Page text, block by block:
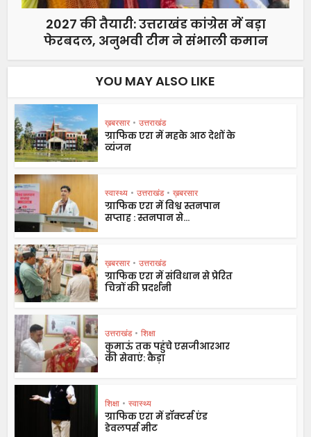
2027 की तैयारी: उत्तराखंड कांग्रेस में बड़ा
फेरबदल, अनुभवी टीम ने संभाली कमान
YOU MAY ALSO LIKE
ख़बरसार • उत्तराखंड
ग्राफिक एरा में महके आठ देशों के
व्यंजन
स्वास्थ्य • उत्तराखंड • ख़बरसार
ग्राफिक एरा में विश्व स्तनपान
सप्ताह : स्तनपान से...
ख़बरसार • उत्तराखंड
ग्राफिक एरा में संविधान से प्रेरित
चित्रों की प्रदर्शनी
उत्तराखंड • शिक्षा
कुमाऊं तक पहुंचे एसजीआरआर
की सेवाएं: कैड़ा
शिक्षा • स्वास्थ्य
ग्राफिक एरा में डॉक्टर्स एंड
डेवलपर्स मीट